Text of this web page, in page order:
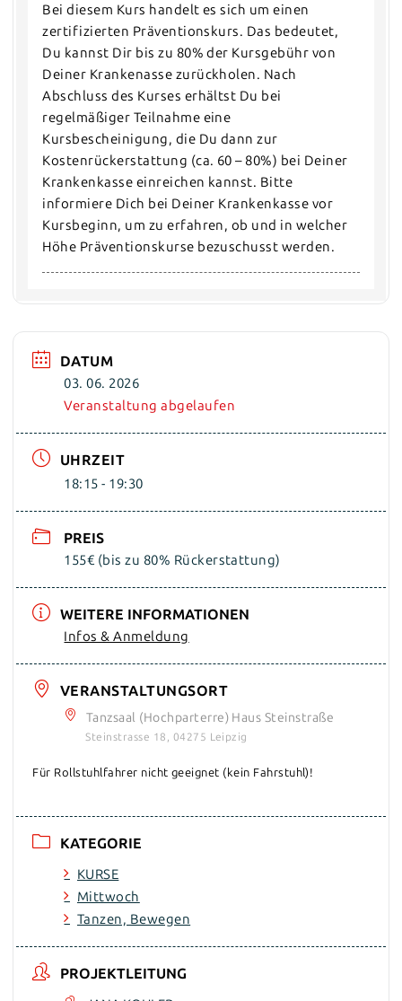
Bei diesem Kurs handelt es sich um einen
zertifizierten Präventionskurs. Das bedeutet,
Du kannst Dir bis zu 80% der Kursgebühr von
Deiner Krankenasse zurückholen. Nach
Abschluss des Kurses erhältst Du bei
regelmäßiger Teilnahme eine
Kursbescheinigung, die Du dann zur
Kostenrückerstattung (ca. 60 – 80%) bei Deiner
Krankenkasse einreichen kannst. Bitte
informiere Dich bei Deiner Krankenkasse vor
Kursbeginn, um zu erfahren, ob und in welcher
Höhe Präventionskurse bezuschusst werden.
DATUM
03. 06. 2026
Veranstaltung abgelaufen
UHRZEIT
18:15 - 19:30
PREIS
155€ (bis zu 80% Rückerstattung)
WEITERE INFORMATIONEN
Infos & Anmeldung
VERANSTALTUNGSORT
Tanzsaal (Hochparterre) Haus Steinstraße
Steinstrasse 18, 04275 Leipzig
Für Rollstuhlfahrer nicht geeignet (kein Fahrstuhl)!
KATEGORIE
KURSE
Mittwoch
Tanzen, Bewegen
PROJEKTLEITUNG